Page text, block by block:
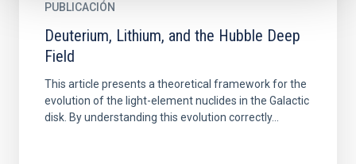
PUBLICACIÓN
Deuterium, Lithium, and the Hubble Deep
Field
This article presents a theoretical framework for the
evolution of the light-element nuclides in the Galactic
disk. By understanding this evolution correctly...